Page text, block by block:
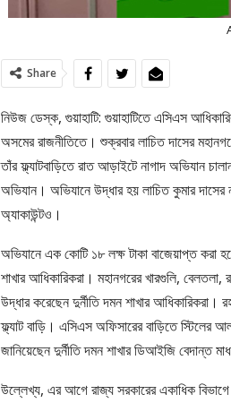
Share
নিউজ ডেস্ক, গুয়াহাটি: গুয়াহাটিতে এসিএস
অসমের রাজনীতিতে। শুক্রবার লাচিত দাসের
তাঁর ফ্ল্যাটবাড়িতে রাত আড়াইটে নাগাদ অভিযান
অভিযান। অভিযানে উদ্ধার হয় লাচিত কুমার
অ্যাকাউন্টও।
অভিযানে এক কোটি ১৮ লক্ষ টাকা বাজেয়াপ্ত করা
শাখার আধিকারিকরা। মহানগরের খারগুলি,
উদ্ধার করেছেন দুর্নীতি দমন শাখার আধিকারিকরা।
ফ্ল্যাট বাড়ি। এসিএস অফিসারের বাড়িতে স্টিলের
জানিয়েছেন দুর্নীতি দমন শাখার ডিআইজি বেদান্ত
উল্লেখ্য, এর আগে রাজ্য সরকারের একাধিক